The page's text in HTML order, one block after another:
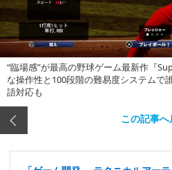
“臨場感”が最高の野球ゲーム最新作『
な操作性と100段階の難易度システムで
語対応も
この記事へ